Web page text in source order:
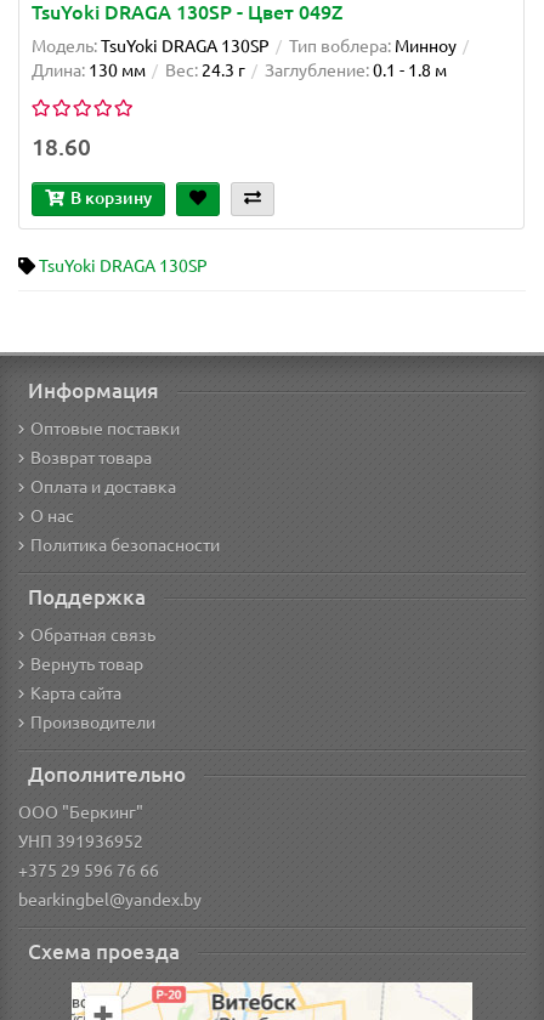
TsuYoki DRAGA 130SP - Цвет 049Z
Модель:TsuYoki DRAGA 130SP Тип воблера: Минноу
Длина: 130 мм Вес: 24.3 г Заглубление:0.1 - 1.8 м
18.60
В корзину
TsuYoki DRAGA 130SP
Информация
Оптовые поставки
Возврат товара
Оплата и доставка
О нас
Политика безопасности
Поддержка
Обратная связь
Вернуть товар
Карта сайта
Производители
Дополнительно
ООО "Беркинг"
УНП 391936952
+375 29 596 76 66
bearkingbel@yandex.by
Схема проезда